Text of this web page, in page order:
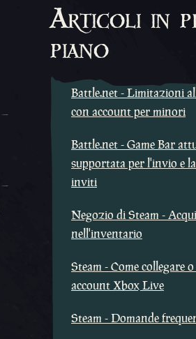
Articoli in
piano
Battle.net - Limitazioni
con account per minori
Battle.net - Game Bar
supportata per l'invio e
inviti
Negozio di Steam -
nell'inventario
Steam - Come collegare
account Xbox Live
Steam - Domande